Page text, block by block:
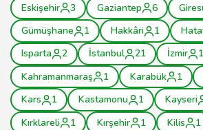
Eskişehir
3 Gaziantep 6
Gümüşhane
1 Hakkâri 1
Isparta
2 İstanbul 21 İzmir
Kahramanmaraş
1 Karabük 1
Kars
1 Kastamonu 1 Kayseri
Kırklareli
1 Kırşehir 1 Kilis 1